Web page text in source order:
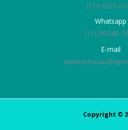
(11) 4330-
Whatsapp
(11) 99348-
E-mail
Copyright ©